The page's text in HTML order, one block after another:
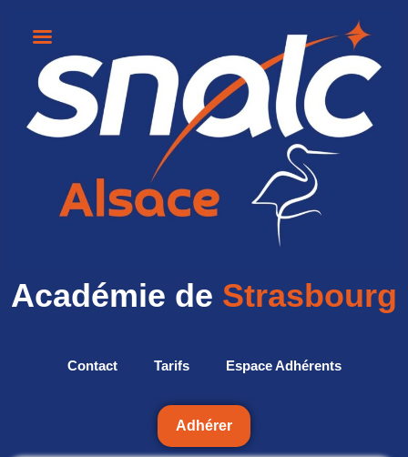
Académie de Strasbourg
Contact Tarifs Espace Adhérents
Adhérer